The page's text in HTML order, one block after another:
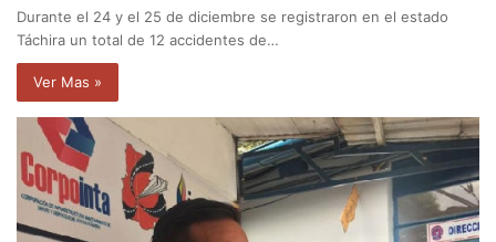
Durante el 24 y el 25 de diciembre se registraron en el estado
Táchira un total de 12 accidentes de…
Ver Mas »